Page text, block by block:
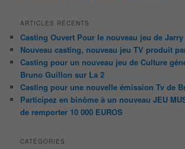
ARTICLES RÉCENTS
Casting Ouvert Pour le nouveau jeu de Jarry
Nouveau casting, nouveau jeu TV produit
Casting pour un nouveau jeu de Culture
Bruno Guillon sur La 2
Casting pour une nouvelle émission Tv de
Participez en binôme à un nouveau JEU
de remporter 10 000 EUROS
CATÉGORIES